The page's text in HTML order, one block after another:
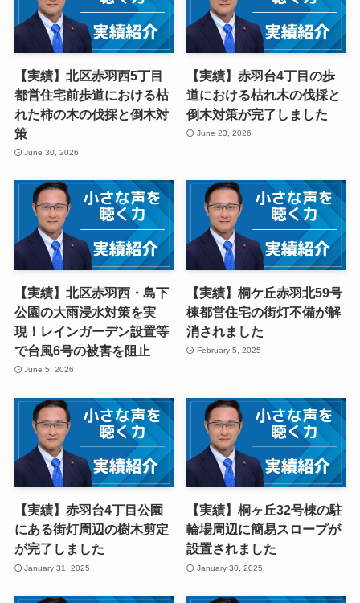
【実績】北区赤羽西5丁目
都営住宅前歩道における枯
れた柿の木の伐採と倒木対
策
June 30, 2026
【実績】赤羽台4丁目の歩
道における枯れ木の伐採と
倒木対策が完了しました
June 23, 2026
【実績】北区赤羽西・島下
公園の大雨浸水対策を実
現！レインガーデン設置等
で台風6号の被害を阻止
June 5, 2026
【実績】桐ケ丘赤羽北59号
棟都営住宅の街灯不備が解
消されました
February 5, 2025
【実績】赤羽台4丁目公園
にある街灯周辺の樹木剪定
が完了しました
January 31, 2025
【実績】桐ヶ丘32号棟の駐
輪場周辺に簡易スロープが
設置されました
January 30, 2025